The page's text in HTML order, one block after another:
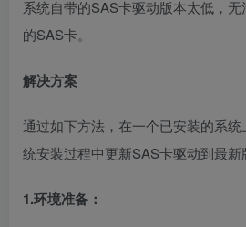
系统自带的SAS卡驱动版本太低，
的SAS卡。
解决方案
通过如下方法，在一个已安装的系
统安装过程中更新SAS卡驱动到最新
1.环境准备：